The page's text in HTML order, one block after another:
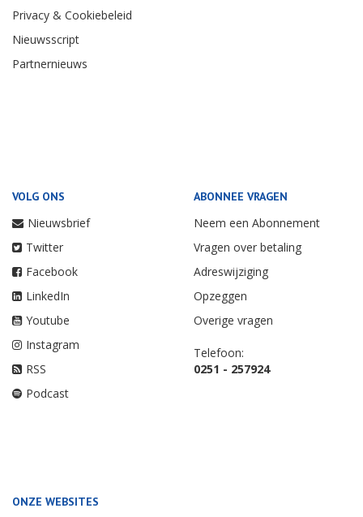
Privacy & Cookiebeleid
Nieuwsscript
Partnernieuws
VOLG ONS
Nieuwsbrief
Twitter
Facebook
LinkedIn
Youtube
Instagram
RSS
Podcast
ABONNEE VRAGEN
Neem een Abonnement
Vragen over betaling
Adreswijziging
Opzeggen
Overige vragen
Telefoon:
0251 - 257924
ONZE WEBSITES